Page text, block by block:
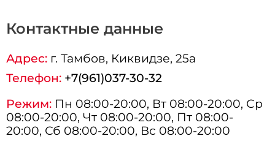
Контактные данные
Адрес: г.Тамбов, Киквидзе, 25а
Телефон: +7(961)037-30-32
Режим: Пн 08:00-20:00, Вт 08:00-20:00, Ср
08:00-20:00, Чт 08:00-20:00, Пт 08:00-
20:00, Сб 08:00-20:00, Вс 08:00-20:00